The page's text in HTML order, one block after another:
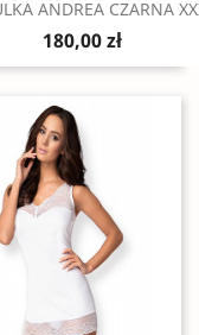
Szybki podgląd
ANDREA CZARNA
180,00 zł